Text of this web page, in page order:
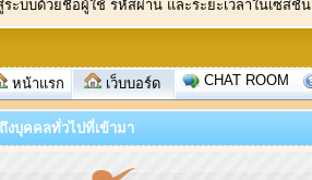
ระบบด้วยชื่อผู้ใช้ รหัสผ่าน และระยะเวลาในเซสชั่น
หน้าแรก เว็บบอร์ด CHAT ROOM
งบุคคลทั่วไปที่เข้ามา